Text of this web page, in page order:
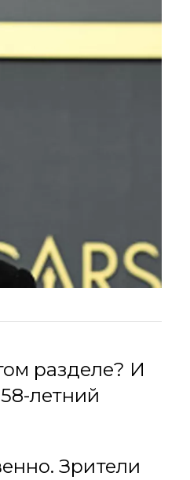
разделе? И
летний
Зрители